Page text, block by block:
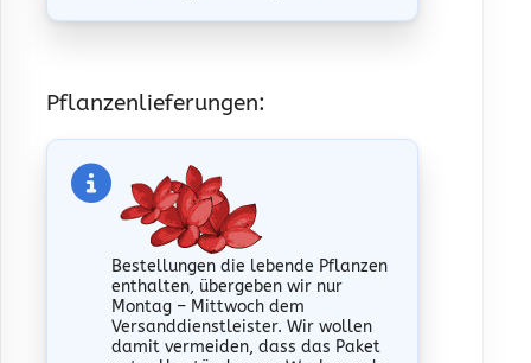
Pflanzenlieferungen:
Bestellungen die lebende Pflanzen
enthalten, übergeben wir nur
Montag – Mittwoch dem
Versanddienstleister. Wir wollen
damit vermeiden, dass das Paket